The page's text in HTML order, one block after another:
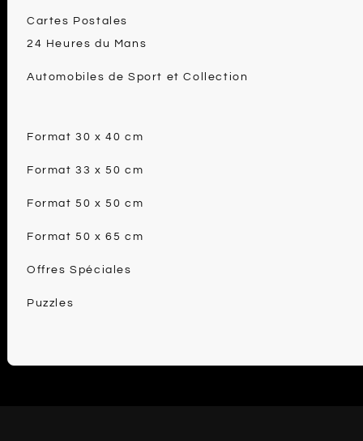
Cartes Postales
24 Heures du Mans
Automobiles de Sport et Collection
Format 30 x 40 cm
Format 33 x 50 cm
Format 50 x 50 cm
Format 50 x 65 cm
Offres Spéciales
Puzzles